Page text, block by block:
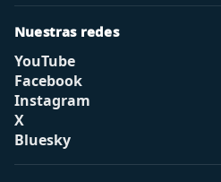
Nuestras redes
YouTube
Facebook
Instagram
X
Bluesky